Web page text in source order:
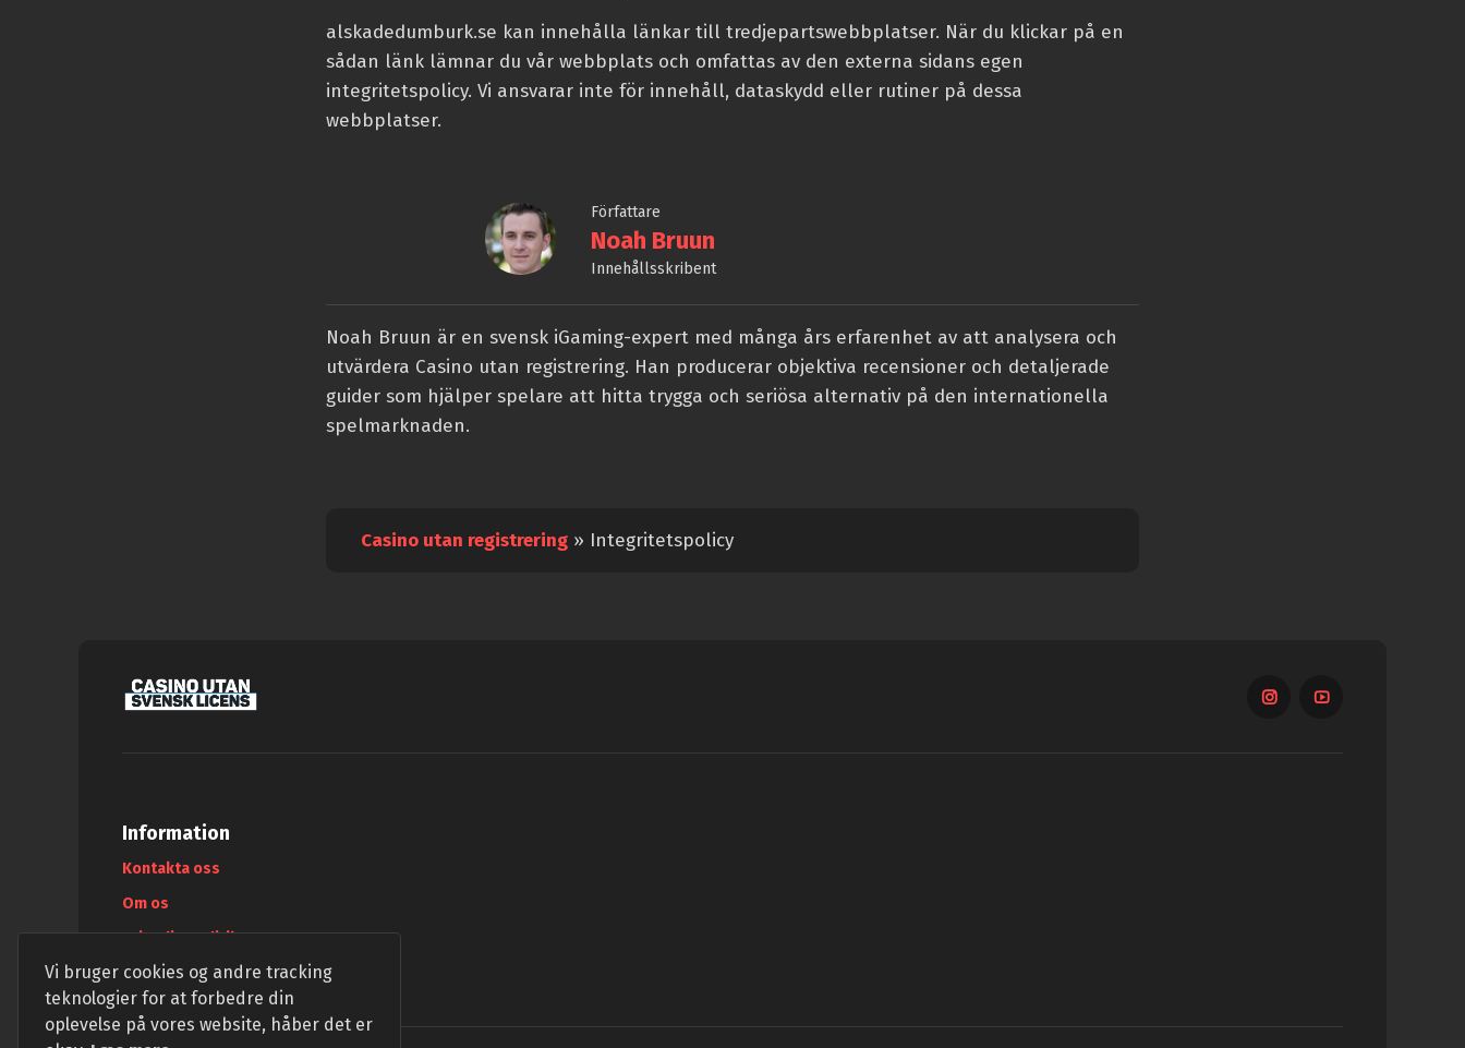
Vi bruger cookies og andre tracking
teknologier for at forbedre din
oplevelse på vores website, håber det er
alskadedumburk.se kan innehålla länkar till tredjepartswebbplatser. När du klickar på en
sådan länk lämnar du vår webbplats och omfattas av den externa sidans egen
integritetspolicy. Vi ansvarar inte för innehåll, dataskydd eller rutiner på dessa
webbplatser.
Författare
Noah Bruun
Innehållsskribent
Noah Bruun är en svensk iGaming-expert med många års erfarenhet av att analysera och
utvärdera Casino utan registrering. Han producerar objektiva recensioner och detaljerade
guider som hjälper spelare att hitta trygga och seriösa alternativ på den internationella
spelmarknaden.
Casino utan registrering» Integritetspolicy
Information
Kontakta oss
Om os
Privatlivspolitik